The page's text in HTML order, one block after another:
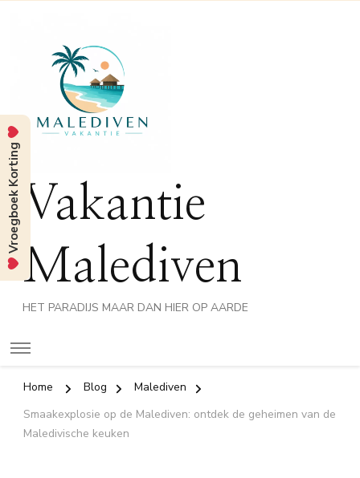
Vakantie
Malediven
HET PARADIJS MAAR DAN HIER OP AARDE
Home Blog
Malediven
Smaakexplosie op de Malediven: ontdek de geheimen van de
Maledivische keuken
Vroegboek Korting